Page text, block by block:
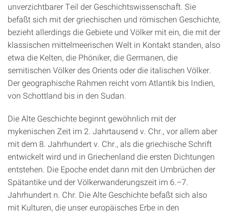
unverzichtbarer Teil der Geschichtswissenschaft. Sie
befaßt sich mit der griechischen und römischen Geschichte,
bezieht allerdings die Gebiete und Völker mit ein, die mit der
klassischen mittelmeerischen Welt in Kontakt standen, also
etwa die Kelten, die Phöniker, die Germanen, die
semitischen Völker des Orients oder die italischen Völker.
Der geographische Rahmen reicht vom Atlantik bis Indien,
von Schottland bis in den Sudan.
Die Alte Geschichte beginnt gewöhnlich mit der
mykenischen Zeit im 2. Jahrtausend v. Chr., vor allem aber
mit dem 8. Jahrhundert v. Chr., als die griechische Schrift
entwickelt wird und in Griechenland die ersten Dichtungen
entstehen. Die Epoche endet dann mit den Umbrüchen der
Spätantike und der Völkerwanderungszeit im 6.–7.
Jahrhundert n. Chr. Die Alte Geschichte befaßt sich also
mit Kulturen, die unser europäisches Erbe in den